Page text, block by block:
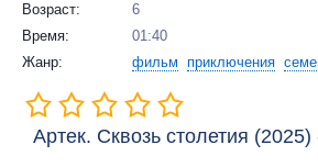
Возраст:
6
Время:
01:40
Жанр:
фильм приключения
Артек. Сквозь столетия